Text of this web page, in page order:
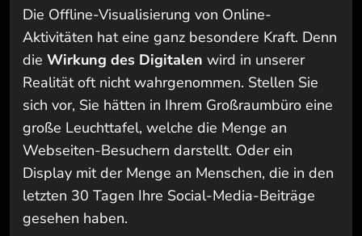
Die Offline-Visualisierung von Online-
Aktivitäten hat eine ganz besondere Kraft. Denn
die Wirkung des Digitalen wird in unserer
Realität oft nicht wahrgenommen. Stellen Sie
sich vor, Sie hätten in Ihrem Großraumbüro eine
große Leuchttafel, welche die Menge an
Webseiten-Besuchern darstellt. Oder ein
Display mit der Menge an Menschen, die in den
letzten 30 Tagen Ihre Social-Media-Beiträge
gesehen haben.